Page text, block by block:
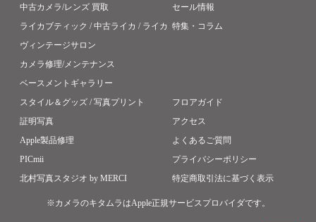
中古カメラ/レンズ 買取
ライカブティック / 中古ライカ / ライカ
ヴィンテージサロン
カメラ修理/メンテナンス
ベースメントギャラリー
スタイル＆グッズ / 写真プリント
証明写真
Apple製品修理
PICmii
北村写真スタジオ by MERCI
セール情報
特集・コラム
フロアガイド
アクセス
よくあるご質問
プライバシーポリシー
特定商取引法に基づく表示
※カメラのキタムラはApple正規サービスプロバイダです。